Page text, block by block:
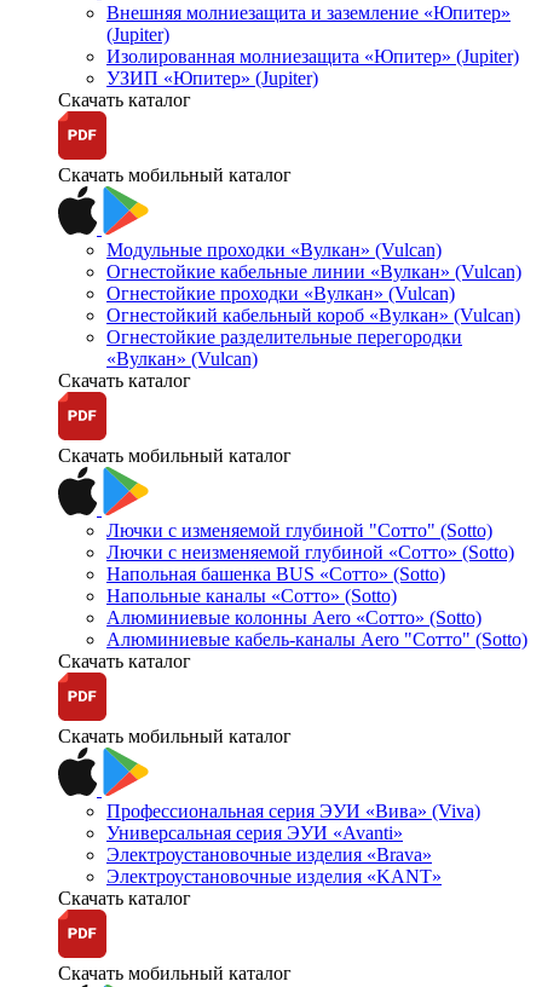
Внешняя молниезащита и заземление «Юпитер»
(Jupiter)
Изолированная молниезащита «Юпитер» (Jupiter)
УЗИП «Юпитер» (Jupiter)
Скачать каталог
Скачать мобильный каталог
Модульные проходки «Вулкан» (Vulcan)
Огнестойкие кабельные линии «Вулкан» (Vulcan)
Огнестойкие проходки «Вулкан» (Vulcan)
Огнестойкий кабельный короб «Вулкан» (Vulcan)
Огнестойкие разделительные перегородки
«Вулкан» (Vulcan)
Скачать каталог
Скачать мобильный каталог
Лючки с изменяемой глубиной "Сотто" (Sotto)
Лючки с неизменяемой глубиной «Сотто» (Sotto)
Напольная башенка BUS «Сотто» (Sotto)
Напольные каналы «Сотто» (Sotto)
Алюминиевые колонны Aero «Сотто» (Sotto)
Алюминиевые кабель-каналы Aero "Сотто" (Sotto)
Скачать каталог
Скачать мобильный каталог
Профессиональная серия ЭУИ «Вива» (Viva)
Универсальная серия ЭУИ «Avanti»
Электроустановочные изделия «Brava»
Электроустановочные изделия «KANT»
Скачать каталог
Скачать мобильный каталог